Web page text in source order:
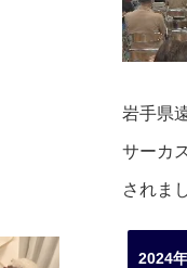
岩手県
サーカ
されま
2024